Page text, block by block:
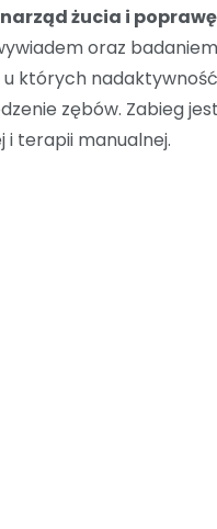
żucia i
oraz
których
zębów. Zabieg
i terapii manualnej.